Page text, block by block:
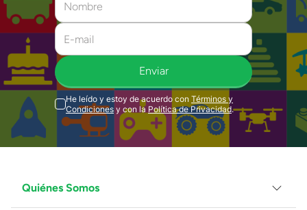
Enviar
He leído y estoy de acuerdo con Términos y
Condiciones y con la Política de Privacidad.
Quiénes Somos